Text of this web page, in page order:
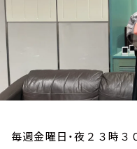
毎週金曜日・夜２３時